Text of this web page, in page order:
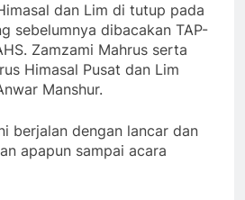
dan Lim di tutup pada
sebelumnya dibacakan TAP-
Zamzami Mahrus serta
Himasal Pusat dan Lim
Manshur.
berjalan dengan lancar dan
apapun sampai acara